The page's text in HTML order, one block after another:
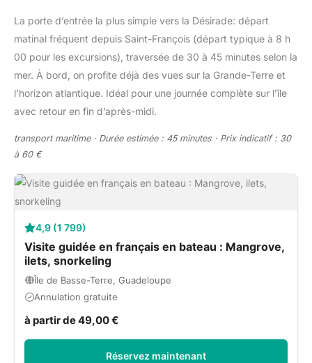
La porte d’entrée la plus simple vers la Désirade: départ
matinal fréquent depuis Saint-François (départ typique à 8 h
00 pour les excursions), traversée de 30 à 45 minutes selon la
mer. À bord, on profite déjà des vues sur la Grande-Terre et
l’horizon atlantique. Idéal pour une journée complète sur l’île
avec retour en fin d’après-midi.
transport maritime · Durée estimée : 45 minutes · Prix indicatif : 30
à 60 €
4,9 (1 799)
Visite guidée en français en bateau : Mangrove,
ilets, snorkeling
Île de Basse-Terre, Guadeloupe
Annulation gratuite
à partir de 49,00 €
Réservez maintenant